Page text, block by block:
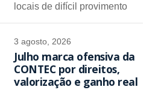
locais de difícil provimento
3 agosto, 2026
Julho marca ofensiva da
CONTEC por direitos,
valorização e ganho real